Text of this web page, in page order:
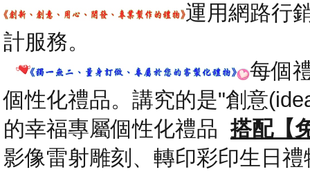
運用網路行
計服務。
每個
個性化禮品。講究的是"創意
的幸福專屬個性化禮品搭配【
影像雷射雕刻、轉印彩印生日禮